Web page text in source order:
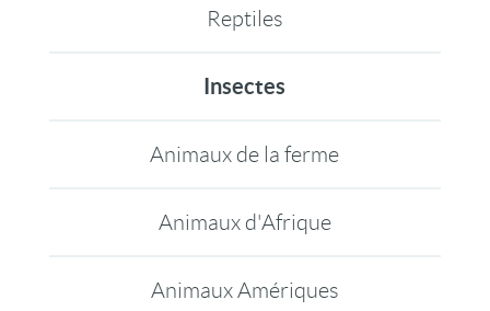
Reptiles
Insectes
Animaux de la ferme
Animaux d'Afrique
Animaux Amériques